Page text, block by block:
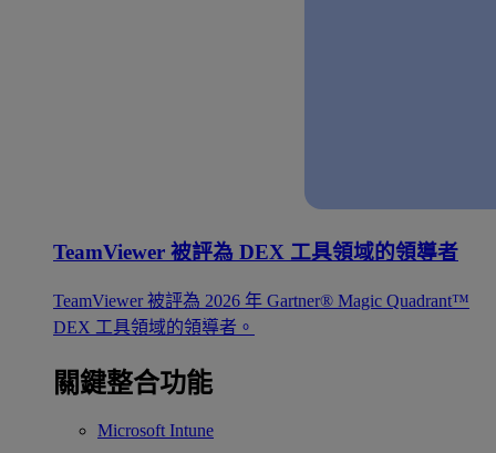
TeamViewer 被評為 DEX 工具領域的領導者
TeamViewer 被評為 2026 年 Gartner® Magic Quadrant™
DEX 工具領域的領導者。
關鍵整合功能
Microsoft Intune